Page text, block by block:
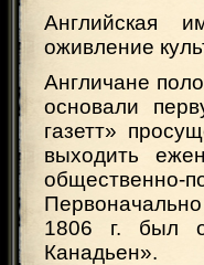
Английская
оживление
Англичане
основали
газетт»
выходить
1806 г. был
Канадьен».